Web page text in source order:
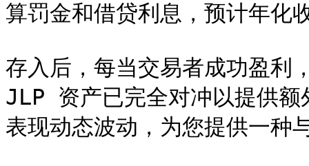
算罚金和借贷利息，预计年
存入后，每当交易者成功盈利
JLP 资产已完全对冲以提供额
表现动态波动，为您提供一种